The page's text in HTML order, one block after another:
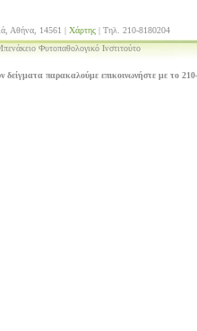
Αθήνα, 14561 | Χάρτης | Τηλ. 210-8180204
Φυτοπαθολογικό Ινστιτούτο
δείγματα παρακαλούμε επικοινωνήστε με το